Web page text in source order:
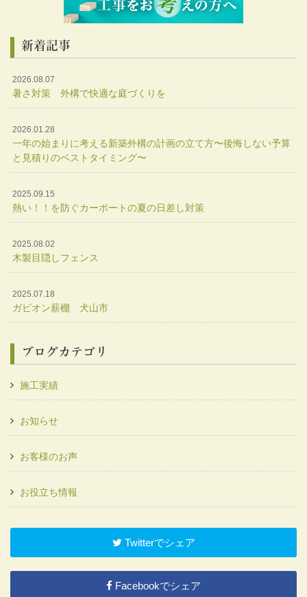
新着記事
2026.08.07
暑さ対策 外構で快適な庭づくりを
2026.01.28
一年の始まりに考える新築外構の計画の立て方〜後悔しない予算
と見積りのベストタイミング〜
2025.09.15
熱い！！を防ぐカーポートの夏の日差し対策
2025.08.02
木製目隠しフェンス
2025.07.18
ガビオン薪棚 犬山市
ブログカテゴリ
施工実績
お知らせ
お客様のお声
お役立ち情報
Twitterでシェア
Facebookでシェア